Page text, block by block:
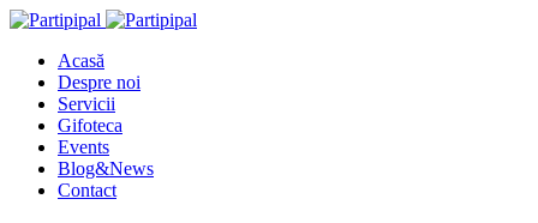
Acasă
Despre noi
Servicii
Gifoteca
Events
Blog&News
Contact